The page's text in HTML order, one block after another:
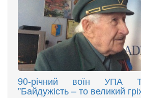
90-річний воїн УПА
"Байдужість – то великий